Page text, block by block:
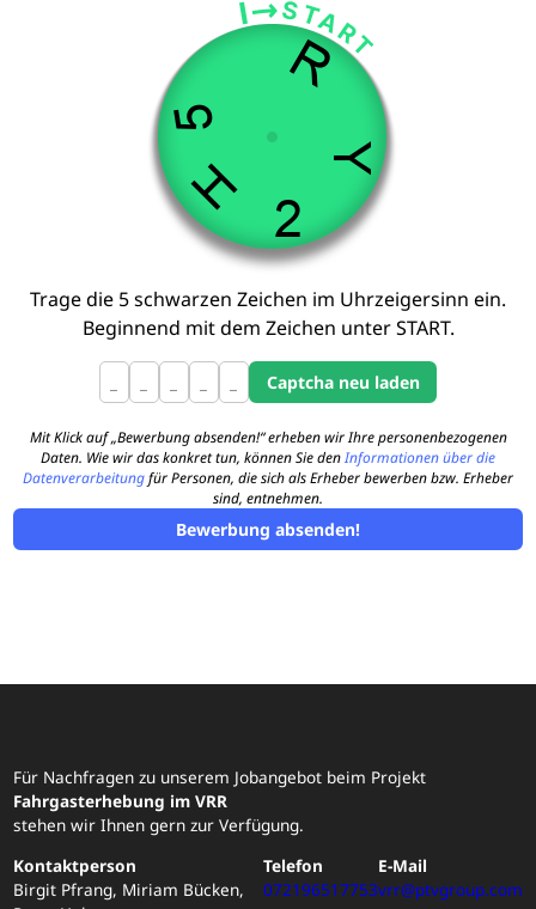
Trage die 5 schwarzen Zeichen im Uhrzeigersinn ein.
Beginnend mit dem Zeichen unter START.
Mit Klick auf „Bewerbung absenden!“ erheben wir Ihre personenbezogenen
Daten. Wie wir das konkret tun, können Sie denInformationen über die
Datenverarbeitungfür Personen, die sich als Erheber bewerben bzw. Erheber
sind, entnehmen.
Bewerbung absenden!
Für Nachfragen zu unserem Jobangebot beim Projekt
Fahrgasterhebung im VRR
stehen wir Ihnen gern zur Verfügung.
Kontaktperson
Birgit Pfrang, Miriam Bücken,
Telefon
072196517753
E-Mail
vrr@ptvgroup.com